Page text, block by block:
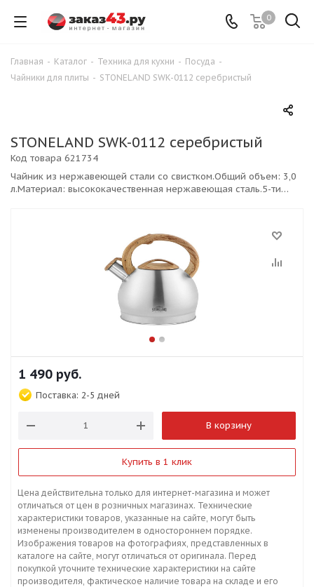
0
Главная - Каталог - Техника для кухни - Посуда -
Чайники для плиты - STONELAND SWK-0112 серебристый
STONELAND SWK-0112 серебристый
Чайник из нержавеющей стали со свистком.Общий объем: 3,0
л.Материал: высококачественная нержавеющая сталь.5-ти
Код товара 621734
1 490 руб.
Поставка: 2-5 дней
В корзину
Купить в 1 клик
Цена действительна только для интернет-магазина и может
отличаться от цен в розничных магазинах. Технические
характеристики товаров, указанные на сайте, могут быть
изменены производителем в одностороннем порядке.
Изображения товаров на фотографиях, представленных в
каталоге на сайте, могут отличаться от оригинала. Перед
покупкой уточните технические характеристики на сайте
производителя, фактическое наличие товара на складе и его